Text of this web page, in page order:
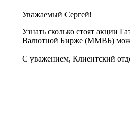
Уважаемый Сергей!
Узнать сколько стоят акции
Валютной Бирже (ММВБ)
С уважением, Клиентский